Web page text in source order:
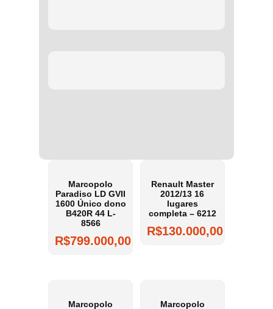
Marcopolo
Paradiso LD GVII
1600 Único dono
B420R 44 L-
8566
R$799.000,00
Renault Master
2012/13 16
lugares
completa – 6212
R$130.000,00
Marcopolo Marcopolo